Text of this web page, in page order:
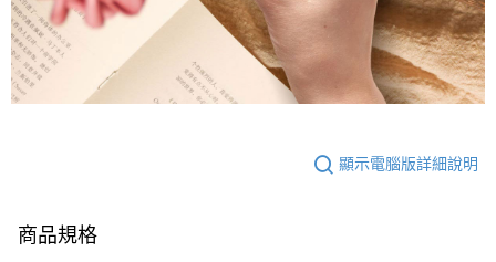
顯示電腦版詳細說明
商品規格